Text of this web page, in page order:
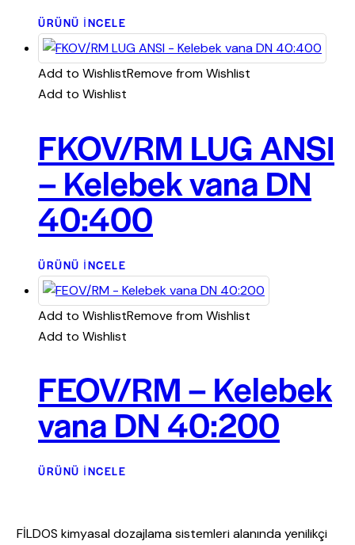
ÜRÜNÜ İNCELE
Add to WishlistRemove from Wishlist
Add to Wishlist
FKOV/RM LUG ANSI
– Kelebek vana DN
40:400
ÜRÜNÜ İNCELE
Add to WishlistRemove from Wishlist
Add to Wishlist
FEOV/RM – Kelebek
vana DN 40:200
ÜRÜNÜ İNCELE
FİLDOS kimyasal dozajlama sistemleri alanında yenilikçi